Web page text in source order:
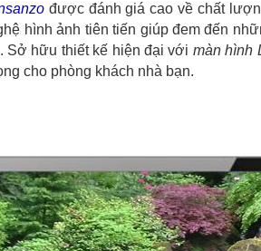
được đánh giá cao về chất
hình ảnh tiên tiến giúp đem đến
Sở hữu thiết kế hiện đại với màn hình
cho phòng khách nhà bạn.